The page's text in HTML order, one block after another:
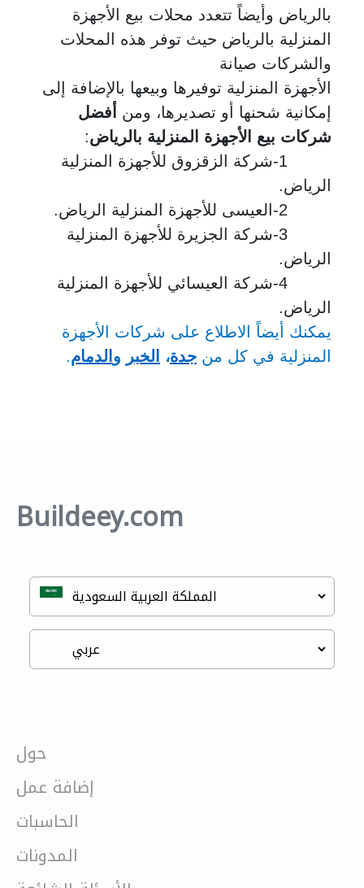
بالرياض وأيضاً تتعدد محلات بيع الأجهزة
المنزلية بالرياض حيث توفر هذه المحلات
والشركات صيانة
الأجهزة المنزلية توفيرها وبيعها بالإضافة إلى
إمكانية شحنها أو تصديرها، ومن
أفضل
شركات بيع الأجهزة المنزلية بالرياض:
1-شركة الزقزوق للأجهزة المنزلية
الرياض.
3-شركة الجزيرة للأجهزة المنزلية
الرياض.
4-شركة العيسائي للأجهزة المنزلية
الرياض.
يمكنك أيضاً الاطلاع على شركات الأجهزة
المنزلية في كل من جدة، الخبر و الدمام.
Buildeey.com
حول
إضافة عمل
الحاسبات
المدونات